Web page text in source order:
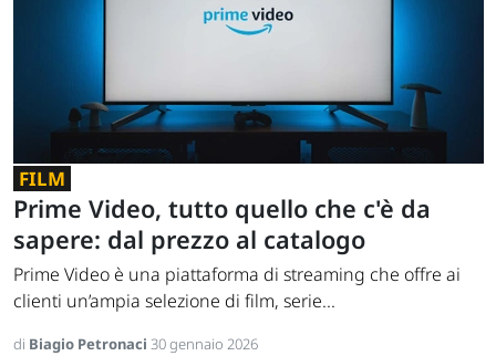
FILM
Prime Video, tutto quello che c'è da
sapere: dal prezzo al catalogo
Prime Video è una piattaforma di streaming che offre ai
clienti un’ampia selezione di film, serie...
di Biagio Petronaci 30 gennaio 2026